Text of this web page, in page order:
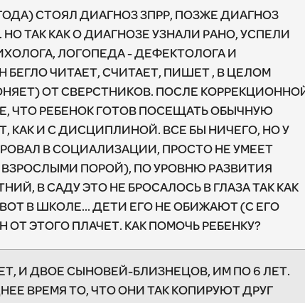
СТОЯЛ ДИАГНОЗ ЗПРР, ПОЗЖЕ ДИАГНОЗ
ТАК КАК О ДИАГНОЗЕ УЗНАЛИ РАНО, УСПЕЛИ
ЛОГОПЕДА - ДЕФЕКТОЛОГА И
ЧИТАЕТ, СЧИТАЕТ, ПИШЕТ , В ЦЕЛОМ
ОТ СВЕРСТНИКОВ. ПОСЛЕ
ЧТО РЕБЕНОК ГОТОВ ПОСЕЩАТЬ ОБЫЧНУЮ
КАК И С ДИСЦИПЛИНОЙ. ВСЕ БЫ НИЧЕГО, НО У
В СОЦИАЛИЗАЦИИ, ПРОСТО НЕ УМЕЕТ
ПОРОЙ), ПО УРОВНЮ РАЗВИТИЯ
В САДУ ЭТО НЕ БРОСАЛОСЬ В ГЛАЗА ТАК КАК
В ШКОЛЕ... ДЕТИ ЕГО НЕ ОБИЖАЮТ (С ЕГО
ЭТОГО ПЛАЧЕТ. КАК ПОМОЧЬ РЕБЕНКУ?
И ДВОЕ СЫНОВЕЙ-БЛИЗНЕЦОВ, ИМ ПО 6 ЛЕТ.
ВРЕМЯ ТО, ЧТО ОНИ ТАК КОПИРУЮТ ДРУГ